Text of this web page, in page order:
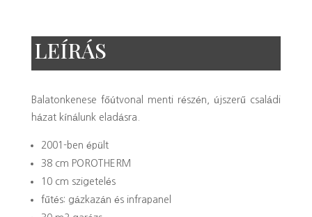
LEÍRÁS
Balatonkenese főútvonal menti részén, újszerű családi
házat kínálunk eladásra.
2001-ben épült
38 cm POROTHERM
10 cm szigetelés
fűtés: gázkazán és infrapanel